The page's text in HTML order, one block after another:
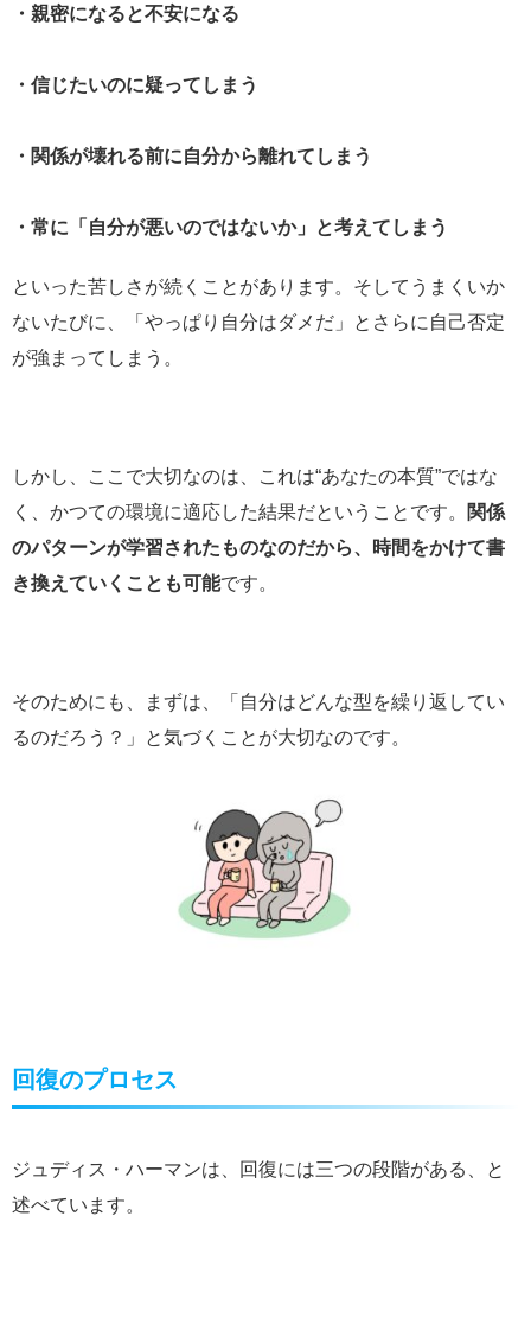
・親密になると不安になる
・信じたいのに疑ってしまう
・関係が壊れる前に自分から離れてしまう
・常に「自分が悪いのではないか」と考えてしまう
といった苦しさが続くことがあります。そしてうまくいか
ないたびに、「やっぱり自分はダメだ」とさらに自己否定
が強まってしまう。
しかし、ここで大切なのは、これは“あなたの本質”ではな
く、かつての環境に適応した結果だということです。
関係
のパターンが学習されたものなのだから、時間をかけて書
き換えていくことも可能です。
そのためにも、まずは、「自分はどんな型を繰り返してい
るのだろう？」と気づくことが大切なのです。
回復のプロセス
ジュディス・ハーマンは、回復には三つの段階がある、と
述べています。